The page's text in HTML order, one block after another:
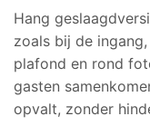
Hang
zoals bij de
plafond en rond
gasten
opvalt, zonder